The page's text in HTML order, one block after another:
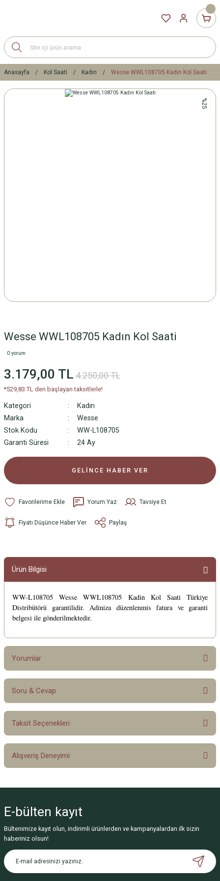
Anasayfa Kol Saati Kadın Wesse WWL108705 Kadın Kol Saati
%25
Wesse WWL108705 Kadın Kol Saati
0 yorum
3.179,00 TL 4.250,00 TL
*529,83 TL den başlayan taksitlerle!
Kategori
Kadın
Marka
Wesse
Stok Kodu
WW-L108705
Garanti Süresi
24 Ay
GELİNCE HABER VER
Yorum Yaz Tavsiye Et
Fiyatı Düşünce Haber Ver Paylaş
Ürün Bilgisi
WW-L108705 Wesse WWL108705 Kadin Kol Saati Türkiye
Distribütörü garantilidir. Adiniza düzenlenmis fatura ve garanti
belgesi ile gönderilmektedir.
Yorumlar
Bu ürüne ilk yorumu siz yapın!
Soru & Cevap
Ürün hakkında henüz soru sorulmamış.
Taksit Seçenekleri
Alışveriş Deneyimi
Deneyimini Paylaş
E-bülten kayıt
Bültenimize kayıt olun, indirimli ürünlerden ve kampanyalardan ilk sizin
haberiniz olsun!